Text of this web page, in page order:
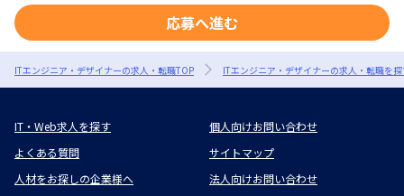
応募へ進む
ITエンジニア・デザイナーの求人・転職TOP ITエンジニア・デザイナーの求人・転職を
IT・Web求人を探す
個人向けお問い合わせ
よくある質問
サイトマップ
人材をお探しの企業様へ
法人向けお問い合わせ